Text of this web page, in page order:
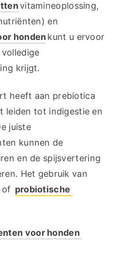
vitamineoplossing,
honden kunt u ervoor
krijgt.
heeft aan prebiotica
leiden tot indigestie en
juiste
kunnen de
en de spijsvertering
of probiotische
voor honden